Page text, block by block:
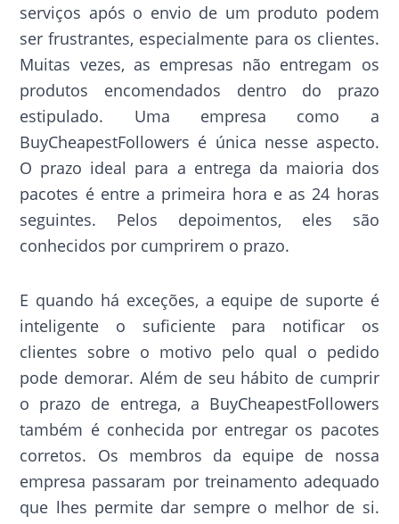
serviços após o envio de um produto podem
ser frustrantes, especialmente para os clientes.
Muitas vezes, as empresas não entregam os
produtos encomendados dentro do prazo
estipulado. Uma empresa como a
BuyCheapestFollowers é única nesse aspecto.
O prazo ideal para a entrega da maioria dos
pacotes é entre a primeira hora e as 24 horas
seguintes. Pelos depoimentos, eles são
conhecidos por cumprirem o prazo.
E quando há exceções, a equipe de suporte é
inteligente o suficiente para notificar os
clientes sobre o motivo pelo qual o pedido
pode demorar. Além de seu hábito de cumprir
o prazo de entrega, a BuyCheapestFollowers
também é conhecida por entregar os pacotes
corretos. Os membros da equipe de nossa
empresa passaram por treinamento adequado
que lhes permite dar sempre o melhor de si.